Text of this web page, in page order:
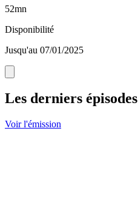
52mn
Disponibilité
Jusqu'au 07/01/2025
Les derniers épisodes
Voir l'émission